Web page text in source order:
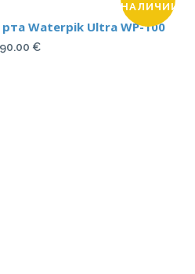
НАЛИЧИИ
Waterpik Ultra WP-100
90.00 €